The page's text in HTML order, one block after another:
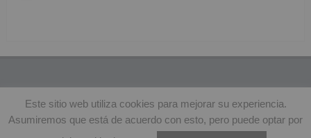
© Copyright 2015 - 2026 - EA4AC | Políticas de Privacidad
Hospedado en:
Este sitio web utiliza cookies para mejorar su experiencia.
Asumiremos que está de acuerdo con esto, pero puede optar por